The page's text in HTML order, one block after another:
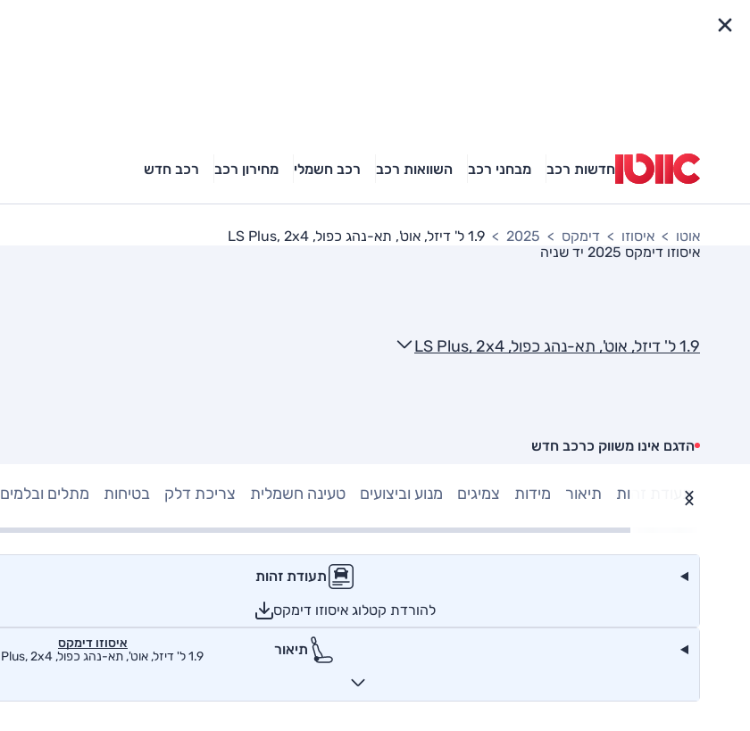
חדשות רכב מבחני רכב השוואות רכב רכב חשמלי מחירון רכב רכב חדש
אוטו איסוזו דימקס 2025
1.9 ל' דיזל, אוט', תא-נהג כפול, LS Plus, 2x4
איסוזו דימקס 2025
יד שניה
1.9 ל' דיזל, אוט', תא-נהג כפול, LS Plus, 2x4
הדגם אינו משווק כרכב חדש
תעודת זהות תיאור מידות צמיגים מנוע וביצועים טעינה חשמלית צריכת דלק בטיחות מתלים ובלמים
תעודת זהות
להורדת קטלוג איסוזו דימקס
תיאור
איסוזו דימקס
1.9 ל' דיזל, אוט', תא-נהג כפול, LS Plus, 2x4